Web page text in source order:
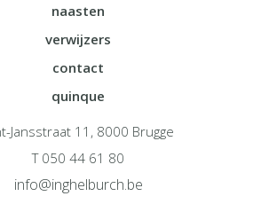
naasten
verwijzers
contact
quinque
Jansstraat 11, 8000 Brugge
T 050 44 61 80
info@inghelburch.be